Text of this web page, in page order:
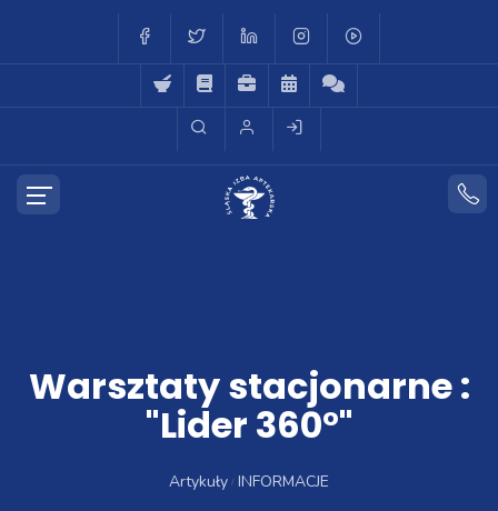
Warsztaty stacjonarne :
"Lider 360°"
Artykuły INFORMACJE